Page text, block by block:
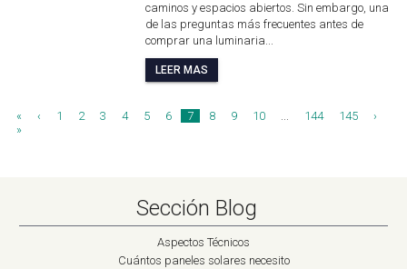
caminos y espacios abiertos. Sin embargo, una
de las preguntas más frecuentes antes de
comprar una luminaria...
LEER MAS
« ‹ 1 2 3 4 5 6 7 8 9 10 ... 144 145
›
»
Sección Blog
Aspectos Técnicos
Cuántos paneles solares necesito